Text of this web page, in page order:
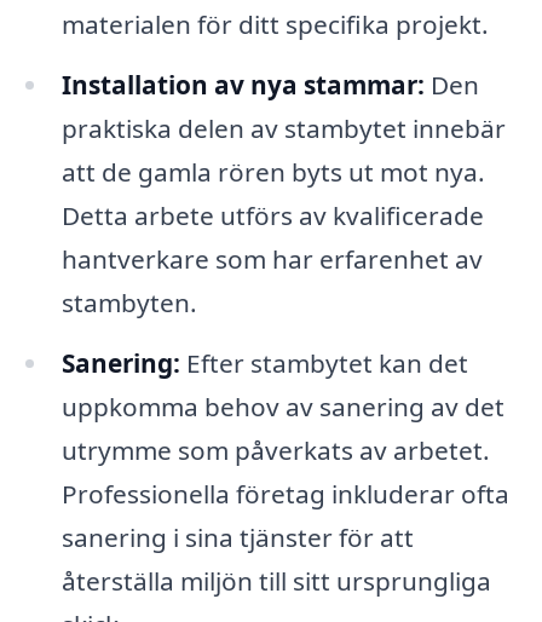
materialen för ditt specifika projekt.
Installation av nya stammar: Den
praktiska delen av stambytet innebär
att de gamla rören byts ut mot nya.
Detta arbete utförs av kvalificerade
hantverkare som har erfarenhet av
stambyten.
Sanering: Efter stambytet kan det
uppkomma behov av sanering av det
utrymme som påverkats av arbetet.
Professionella företag inkluderar ofta
sanering i sina tjänster för att
återställa miljön till sitt ursprungliga